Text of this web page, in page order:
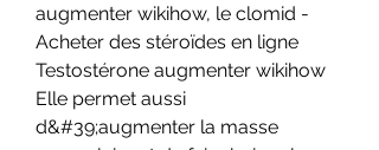
augmenter wikihow, le clomid -
Acheter des stéroïdes en ligne
Testostérone augmenter wikihow
Elle permet aussi
d&#39;augmenter la masse